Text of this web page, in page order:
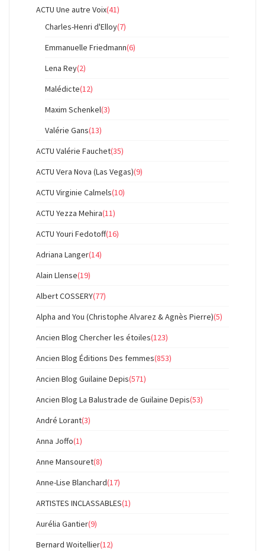
ACTU Une autre Voix(41)
Charles-Henri d'Elloy(7)
Emmanuelle Friedmann(6)
Lena Rey(2)
Malédicte(12)
Maxim Schenkel(3)
Valérie Gans(13)
ACTU Valérie Fauchet(35)
ACTU Vera Nova (Las Vegas)(9)
ACTU Virginie Calmels(10)
ACTU Yezza Mehira(11)
ACTU Youri Fedotoff(16)
Adriana Langer(14)
Alain Llense(19)
Albert COSSERY(77)
Alpha and You (Christophe Alvarez & Agnès Pierre)(5)
Ancien Blog Chercher les étoiles(123)
Ancien Blog Éditions Des femmes(853)
Ancien Blog Guilaine Depis(571)
Ancien Blog La Balustrade de Guilaine Depis(53)
André Lorant(3)
Anna Joffo(1)
Anne Mansouret(8)
Anne-Lise Blanchard(17)
ARTISTES INCLASSABLES(1)
Aurélia Gantier(9)
Bernard Woitellier(12)